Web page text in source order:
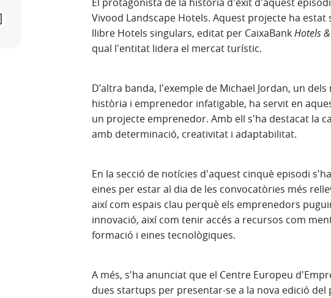
Vivood Landscape Hotels. Aquest projecte ha
llibre Hotels singulars, editat per CaixaBankHotels
qual l'entitat lidera el mercat turístic.
D’altra banda, l'exemple de Michael Jordan, un
història i emprenedor infatigable, ha servit en
un projecte emprenedor. Amb ell s'ha destacat la
amb determinació, creativitat i adaptabilitat.
En la secció de notícies d'aquest cinquè episodi
eines per estar al dia de les convocatòries més
així com espais clau perquè els emprenedors
innovació, així com tenir accés a recursos com
formació i eines tecnològiques.
A més, s'ha anunciat que el Centre Europeu
dues startups per presentar-se a la nova edició